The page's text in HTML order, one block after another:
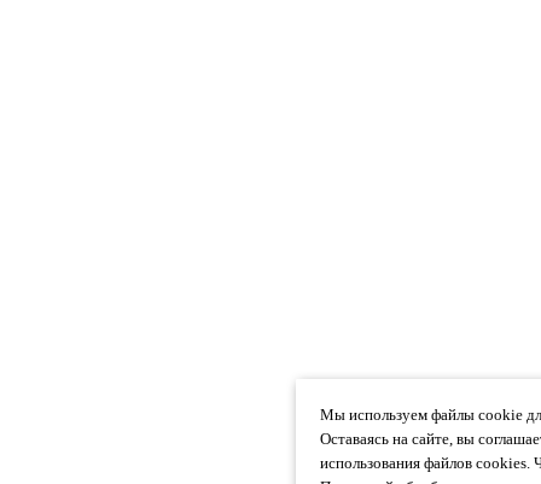
Мы используем файлы cookie
Оставаясь на сайте, вы
использования файлов cookies.